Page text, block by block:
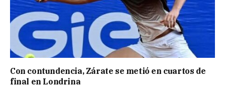
Con contundencia, Zárate se metió en cuartos de
final en Londrina